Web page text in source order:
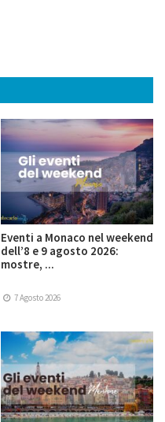
Eventi a Monaco nel weekend
dell’8 e 9 agosto 2026:
mostre, ...
7 Agosto 2026